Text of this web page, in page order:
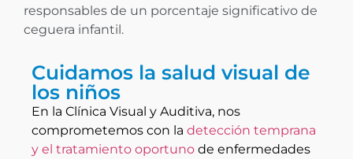
responsables de un porcentaje significativo de
ceguera infantil.
Cuidamos la salud visual de
los niños
En la Clínica Visual y Auditiva, nos
comprometemos con la detección temprana
y el tratamiento oportuno de enfermedades